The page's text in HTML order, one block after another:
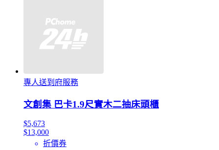
專人送到府服務
文創集 巴卡1.9尺實木二抽床頭櫃
$5,673
$13,000
折價券